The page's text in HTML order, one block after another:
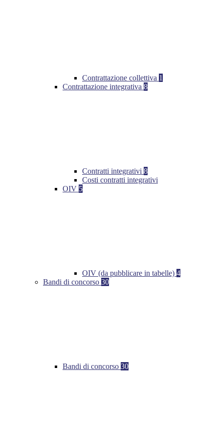
Contrattazione collettiva 1
Contrattazione integrativa 8
Contratti integrativi 8
Costi contratti integrativi
OIV 5
OIV (da pubblicare in tabelle) 4
Bandi di concorso 30
Bandi di concorso 30